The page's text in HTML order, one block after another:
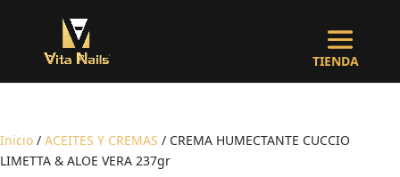
Inicio / ACEITES Y CREMAS / CREMA HUMECTANTE CUCCIO
LIMETTA & ALOE VERA 237gr